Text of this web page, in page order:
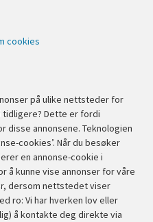
cookies
på ulike nettsteder for
Dette er fordi
disse annonsene. Teknologien
cookies’. Når du besøker
en annonse-cookie i
å kunne vise annonser for våre
dersom nettstedet viser
ro: Vi har hverken lov eller
å kontakte deg direkte via